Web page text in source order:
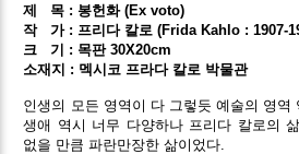
제 목 : 봉헌화 (Ex voto)
작
가 : 프리다 칼로 (Frida Kahlo : 1907-
크
기 : 목판 30X20cm
소재지 : 멕시코 프라다 칼로 박물관
인생의 모든 영역이 다 그렇듯 예술의 영역
생애 역시 너무 다양하나 프리다 칼로의
없을 만큼 파란만장한 삶이었다.